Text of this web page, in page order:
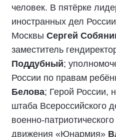
человек. В пятёрке
иностранных дел России
Москвы Сергей
заместитель
Поддубный;
России по правам
Белова; Герой России,
штаба Всероссийского
военно-
движения «Юнармия»